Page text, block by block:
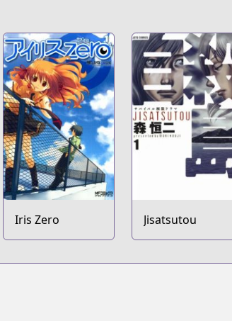
Iris Zero Jisatsutou